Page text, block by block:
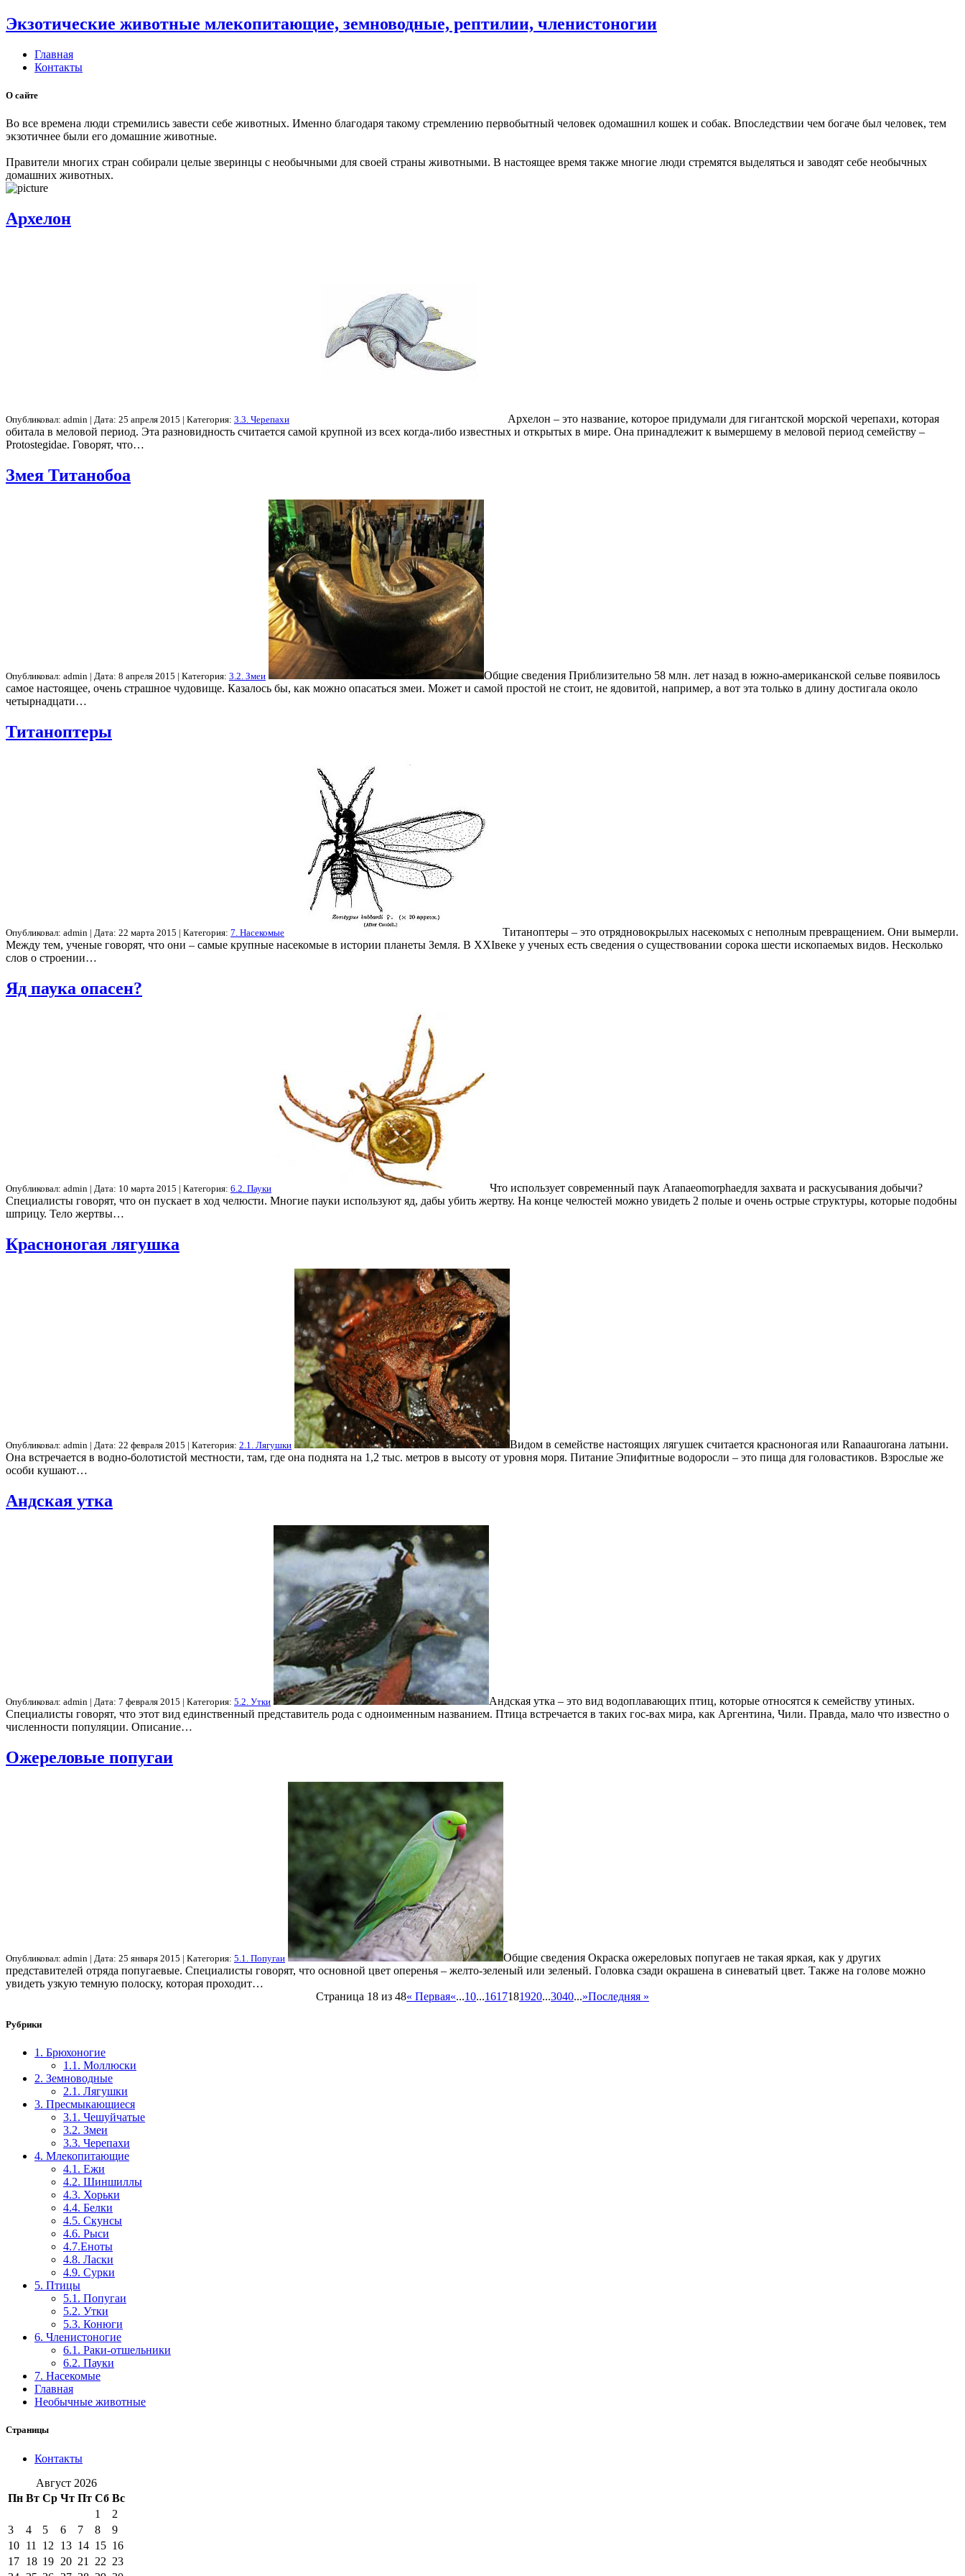
Экзотические животные млекопитающие, земноводные, рептилии, членистоногии
Главная
Контакты
О сайте
Во все времена люди стремились завести себе животных. Именно благодаря такому стремлению первобытный человек одомашнил кошек и собак. Впоследствии чем богаче был человек, тем
экзотичнее были его домашние животные.
Правители многих стран собирали целые зверинцы с необычными для своей страны животными. В настоящее время также многие люди стремятся выделяться и заводят себе необычных
домашних животных.
Архелон
Опубликовал: admin | Дата: 25 апреля 2015 | Категория: 3.3. Черепахи
Архелон – это название, которое придумали для гигантской морской черепахи, которая
обитала в меловой период. Эта разновидность считается самой крупной из всех когда-либо известных и открытых в мире. Она принадлежит к вымершему в меловой период семейству –
Protostegidae. Говорят, что…
Змея Титанобоа
Опубликовал: admin | Дата: 8 апреля 2015 | Категория: 3.2. Змеи
Общие сведения Приблизительно 58 млн. лет назад в южно-американской сельве появилось
самое настоящее, очень страшное чудовище. Казалось бы, как можно опасаться змеи. Может и самой простой не стоит, не ядовитой, например, а вот эта только в длину достигала около
четырнадцати…
Титаноптеры
Опубликовал: admin | Дата: 22 марта 2015 | Категория: 7. Насекомые
Титаноптеры – это отрядновокрылых насекомых с неполным превращением. Они вымерли.
Между тем, ученые говорят, что они – самые крупные насекомые в истории планеты Земля. В XXIвеке у ученых есть сведения о существовании сорока шести ископаемых видов. Несколько
слов о строении…
Яд паука опасен?
Опубликовал: admin | Дата: 10 марта 2015 | Категория: 6.2. Пауки
Что использует современный паук Aranaeomorphaeдля захвата и раскусывания добычи?
Специалисты говорят, что он пускает в ход челюсти. Многие пауки используют яд, дабы убить жертву. На конце челюстей можно увидеть 2 полые и очень острые структуры, которые подобны
шприцу. Тело жертвы…
Красноногая лягушка
Опубликовал: admin | Дата: 22 февраля 2015 | Категория: 2.1. Лягушки
Видом в семействе настоящих лягушек считается красноногая или Ranaauroraна латыни.
Она встречается в водно-болотистой местности, там, где она поднята на 1,2 тыс. метров в высоту от уровня моря. Питание Эпифитные водоросли – это пища для головастиков. Взрослые же
особи кушают…
Андская утка
Опубликовал: admin | Дата: 7 февраля 2015 | Категория: 5.2. Утки
Андская утка – это вид водоплавающих птиц, которые относятся к семейству утиных.
Специалисты говорят, что этот вид единственный представитель рода с одноименным названием. Птица встречается в таких гос-вах мира, как Аргентина, Чили. Правда, мало что известно о
численности популяции. Описание…
Ожереловые попугаи
Опубликовал: admin | Дата: 25 января 2015 | Категория: 5.1. Попугаи
Общие сведения Окраска ожереловых попугаев не такая яркая, как у других
представителей отряда попугаевые. Специалисты говорят, что основной цвет оперенья – желто-зеленый или зеленый. Головка сзади окрашена в синеватый цвет. Также на голове можно
увидеть узкую темную полоску, которая проходит…
Страница 18 из 48« Первая«...10...1617181920...3040...»Последняя »
Рубрики
1. Брюхоногие
1.1. Моллюски
2. Земноводные
2.1. Лягушки
3. Пресмыкающиеся
3.1. Чешуйчатые
3.2. Змеи
3.3. Черепахи
4. Млекопитающие
4.1. Ежи
4.2. Шиншиллы
4.3. Хорьки
4.4. Белки
4.5. Скунсы
4.6. Рыси
4.7.Еноты
4.8. Ласки
4.9. Сурки
5. Птицы
5.1. Попугаи
5.2. Утки
5.3. Конюги
6. Членистоногие
6.1. Раки-отшельники
6.2. Пауки
7. Насекомые
Главная
Необычные животные
Страницы
Контакты
Август 2026
Пн Вт Ср Чт Пт Сб Вс
1
2
3
4 5 6 7 8
9
10 11 12 13 14 15 16
17 18 19 20 21 22 23